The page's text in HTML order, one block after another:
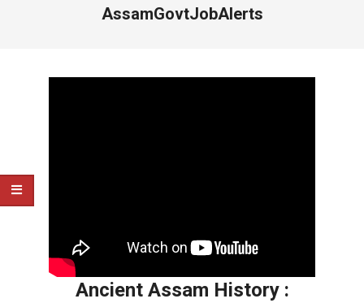
AssamGovtJobAlerts
Ancient Assam History :